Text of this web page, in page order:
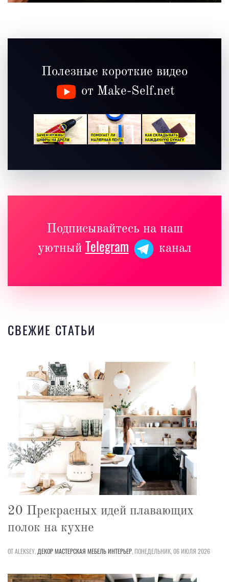
Полезные короткие видео
от Make-Self.net
Подписывайтесь на наш
уютный Telegram канал
СВЕЖИЕ СТАТЬИ
20 Прекрасных идей плавающих
полок на кухне
ОТ ALEKSEY, ДЕКОРМАСТЕРСКАЯ МЕБЕЛЬИНТЕРЬЕР,ПОНЕДЕЛЬНИК, 06 ИЮЛЯ 2026